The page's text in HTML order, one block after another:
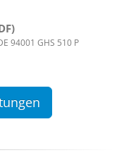
94001 GHS 510 P